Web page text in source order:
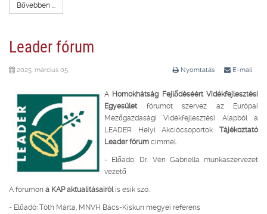
Bővebben ...
Leader fórum
Nyomtatás E-mail
2025. március 05.
A Homokhátság Fejlődéséért Vidékfejlesztési
Egyesületfórumot szervez az Európai
Mezőgazdasági Vidékfejlesztési Alapból a
LEADER Helyi Akciócsoportok Tájékoztató
Leader fórum címmel.
- Előadó: Dr. Vén Gabriella munkaszervezet
vezető
A fórumon a KAP aktualitásairólis esik szó.
- Előadó: Tóth Márta, MNVH Bács-Kiskun megyei referens